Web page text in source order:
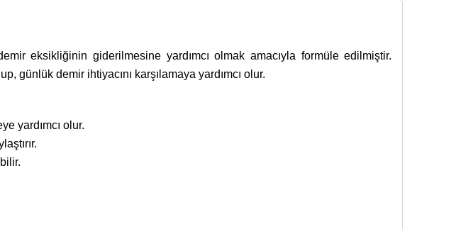
eksikliğinin giderilmesine yardımcı olmak amacıyla formüle edilmiştir.
günlük demir ihtiyacını karşılamaya yardımcı olur.
yardımcı olur.